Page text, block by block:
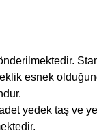
esnek
yedek taş ve